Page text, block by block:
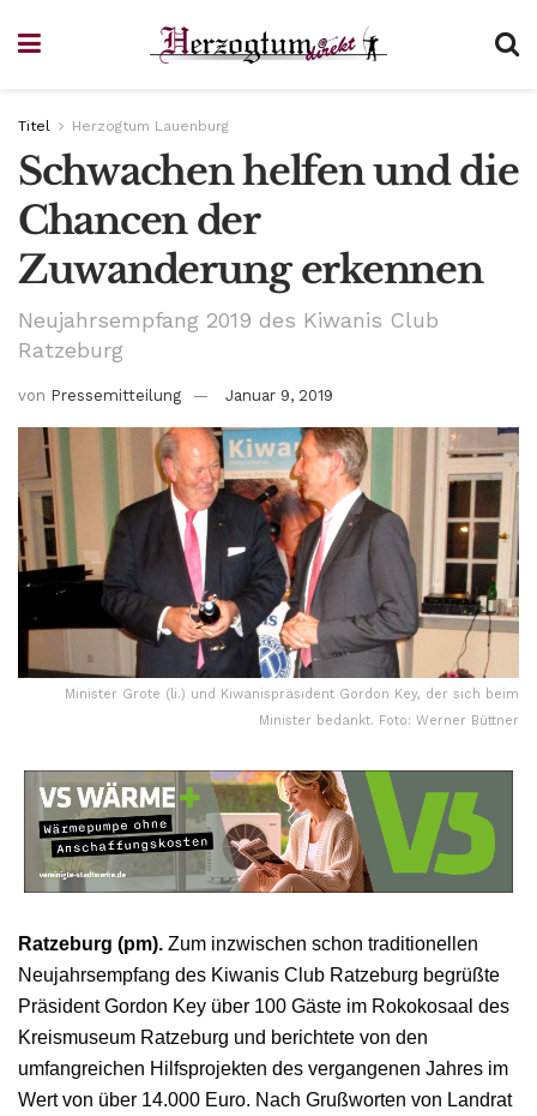
Titel Herzogtum Lauenburg
Schwachen helfen und die
Chancen der
Zuwanderung erkennen
Neujahrsempfang 2019 des Kiwanis Club
Ratzeburg
von Pressemitteilung Januar 9, 2019
Minister Grote (li.) und Kiwanispräsident Gordon Key, der sich beim
Minister bedankt. Foto: Werner Büttner
Ratzeburg (pm). Zum inzwischen schon traditionellen
Neujahrsempfang des Kiwanis Club Ratzeburg begrüßte
Präsident Gordon Key über 100 Gäste im Rokokosaal des
Kreismuseum Ratzeburg und berichtete von den
umfangreichen Hilfsprojekten des vergangenen Jahres im
Wert von über 14.000 Euro. Nach Grußworten von Landrat